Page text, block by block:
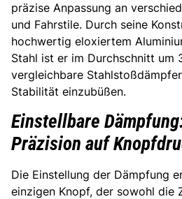
präzise Anpassung an
und Fahrstile. Durch seine
hochwertig eloxiertem
Stahl ist er im Durchschnitt um
vergleichbare
Stabilität einzubüßen.
Einstellbare
Präzision auf
Die Einstellung der Dämpfung
einzigen Knopf, der sowohl die